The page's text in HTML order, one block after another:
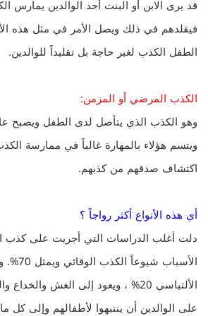
قد يرى الابن أو البنت أحد الوالدين يمارس
فيقلدهم في ذلك ويصل الأمر في مثل هذه
الطفل الكذب لغير حاجة بل تقليداً للوالدين.
الكذب المرضي أو المزمن:
وهو الكذب الذي يتأصل لدى الطفل ويصبح
ويتسم هؤلاء بالمهارة غالباً في ممارسة
اكتشاف صدقهم من كذبهم.
أي هذه الأنواع أكثر رواجاً ؟
دلت أغلب الدراسات التي أجريت على كذب
الألتباسي 20% ، ويعود إلى الغش
على الوالدين أن ينتبهوا لأطفالهم وإلى كل